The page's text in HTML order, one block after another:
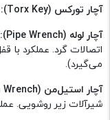
آچار تورکس (Torx Key):
آچار لوله (Pipe Wrench):
اتصالات گرد. عملکرد
می‌گیرد).
آچار استیل‌من (Adjustable Basin Wrench):
شیرآلات زیر روشویی.